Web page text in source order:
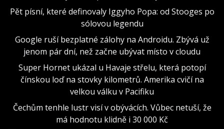
Pět písní, které definovaly Iggyho Popa: od Stooges po
sólovou legendu
Google ruší bezplatné zálohy na Androidu. Zbývá už
jenom pár dní, než začne ubývat místo v cloudu
Super Hornet ukázal u Havaje střelu, která potopí
čínskou loď na stovky kilometrů. Amerika cvičí na
velkou válku v Pacifiku
Čechům tenhle lustr visí v obývácích. Vůbec netuší, že
má hodnotu klidně i 30 000 Kč